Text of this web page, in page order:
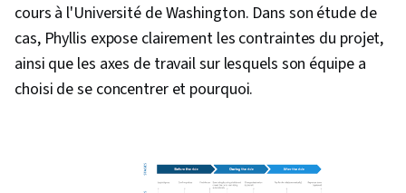
cours à l'Université de Washington. Dans son étude de
cas, Phyllis expose clairement les contraintes du projet,
ainsi que les axes de travail sur lesquels son équipe a
choisi de se concentrer et pourquoi.